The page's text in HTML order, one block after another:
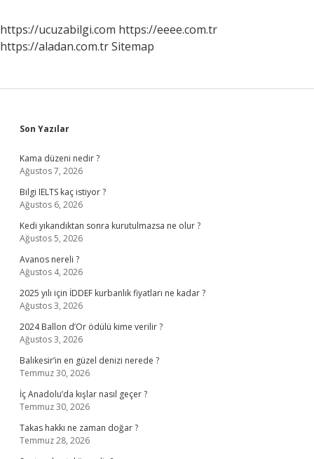
https://ucuzabilgi.com https://eeee.com.tr
https://aladan.com.trSitemap
Sidebar
Son Yazılar
Kama düzeni nedir ?
Ağustos 7, 2026
Bilgi IELTS kaç istiyor ?
Ağustos 6, 2026
Kedi yıkandıktan sonra kurutulmazsa ne olur ?
Ağustos 5, 2026
Avanos nereli ?
Ağustos 4, 2026
2025 yılı için İDDEF kurbanlık fiyatları ne kadar ?
Ağustos 3, 2026
2024 Ballon d’Or ödülü kime verilir ?
Ağustos 3, 2026
Balıkesir’in en güzel denizi nerede ?
Temmuz 30, 2026
İç Anadolu’da kışlar nasıl geçer ?
Temmuz 30, 2026
Takas hakkı ne zaman doğar ?
Temmuz 28, 2026